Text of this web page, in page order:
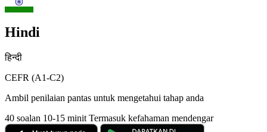
Hindi
हिन्दी
CEFR (A1-C2)
Ambil penilaian pantas untuk mengetahui tahap anda
40 soalan 10-15 minit Termasuk kefahaman mendengar